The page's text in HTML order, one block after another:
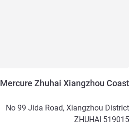
Mercure Zhuhai Xiangzhou Coast
No 99 Jida Road, Xiangzhou District
519015
ZHUHAI